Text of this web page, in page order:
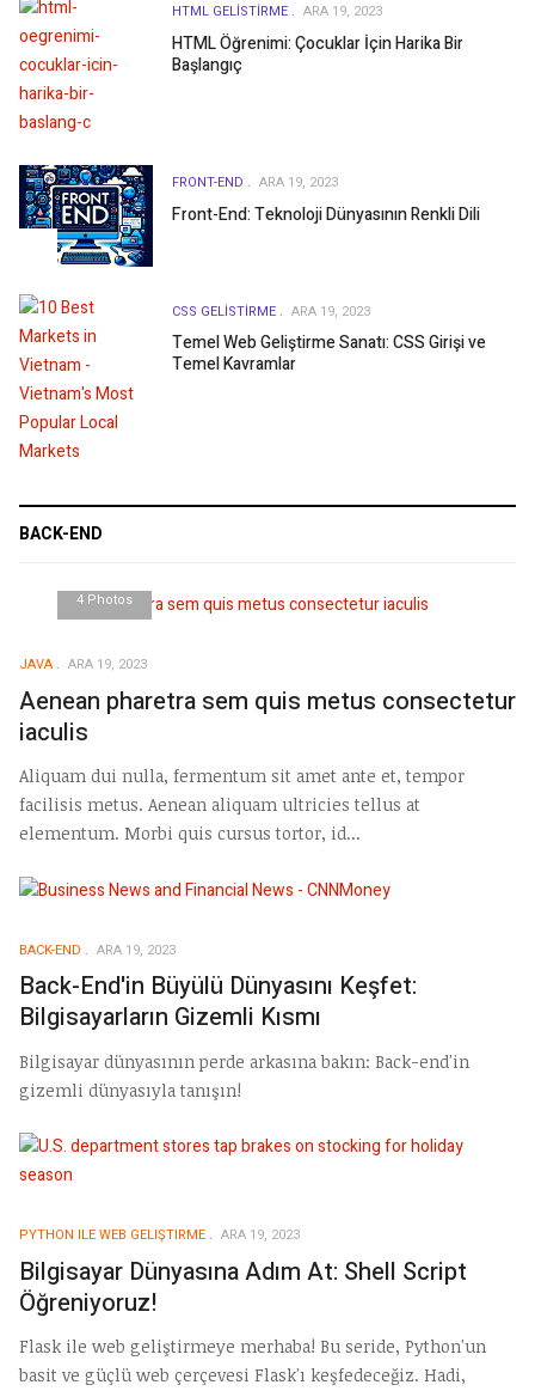
HTML GELISTIRME ARA 19, 2023
HTML Öğrenimi: Çocuklar İçin Harika Bir
Başlangıç
FRONT-END ARA 19, 2023
Front-End: Teknoloji Dünyasının Renkli Dili
CSS GELISTIRME ARA 19, 2023
Temel Web Geliştirme Sanatı: CSS Girişi ve
Temel Kavramlar
BACK-END
4 Photos
JAVA ARA 19, 2023
Aenean pharetra sem quis metus consectetur
iaculis
Aliquam dui nulla, fermentum sit amet ante et, tempor
facilisis metus. Aenean aliquam ultricies tellus at
elementum. Morbi quis cursus tortor, id...
BACK-END ARA 19, 2023
Back-End'in Büyülü Dünyasını Keşfet:
Bilgisayarların Gizemli Kısmı
Bilgisayar dünyasının perde arkasına bakın: Back-end'in
gizemli dünyasıyla tanışın!
PYTHON ILE WEB GELIŞTIRME ARA 19, 2023
Bilgisayar Dünyasına Adım At: Shell Script
Öğreniyoruz!
Flask ile web geliştirmeye merhaba! Bu seride, Python'un
basit ve güçlü web çerçevesi Flask'ı keşfedeceğiz. Hadi,